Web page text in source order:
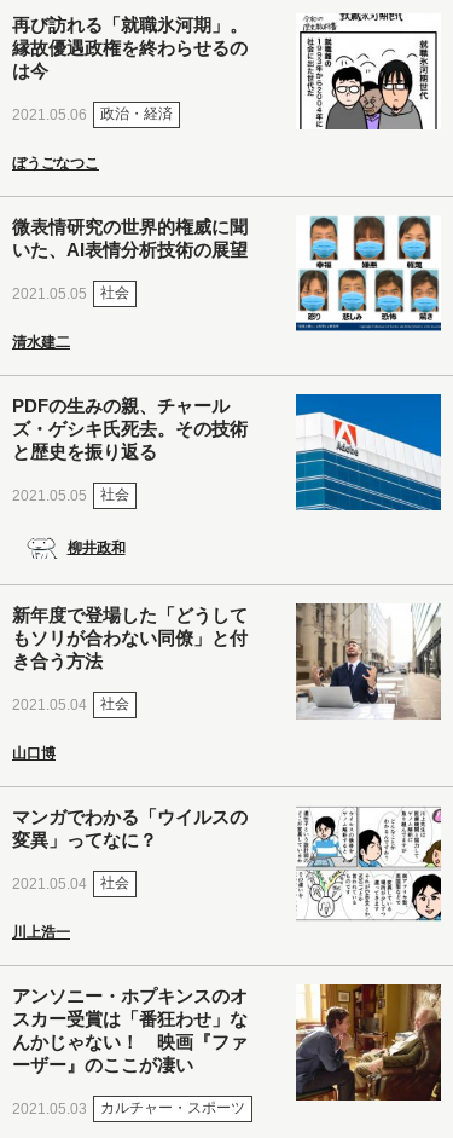
再び訪れる「就職氷河期」。
縁故優遇政権を終わらせるの
は今
2021.05.06 政治・経済
ぼうごなつこ
微表情研究の世界的権威に聞
いた、AI表情分析技術の展望
2021.05.05 社会
清水建二
PDFの生みの親、チャール
ズ・ゲシキ氏死去。その技術
と歴史を振り返る
2021.05.05 社会
柳井政和
新年度で登場した「どうして
もソリが合わない同僚」と付
き合う方法
2021.05.04 社会
山口博
マンガでわかる「ウイルスの
変異」ってなに？
2021.05.04 社会
川上浩一
アンソニー・ホプキンスのオ
スカー受賞は「番狂わせ」な
んかじゃない！ 映画『ファ
ーザー』のここが凄い
2021.05.03 カルチャー・スポーツ